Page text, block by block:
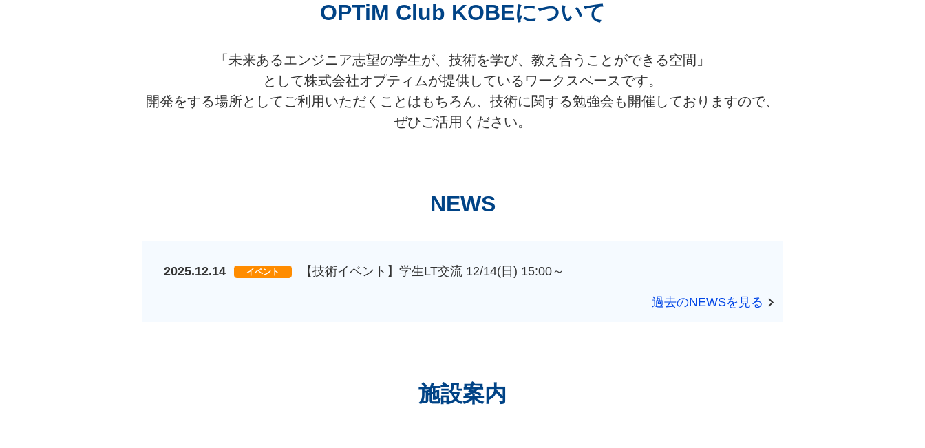
OPTiM Club KOBEについて
「未来あるエンジニア志望の学生が、技術を学び、教え合うことができる空間」
として株式会社オプティムが提供しているワークスペースです。
開発をする場所としてご利用いただくことはもちろん、技術に関する勉強会も開催しておりますので、
ぜひご活用ください。
NEWS
2025.12.14 イベント 【技術イベント】学生LT交流 12/14(日) 15:00～
過去のNEWSを見る
施設案内